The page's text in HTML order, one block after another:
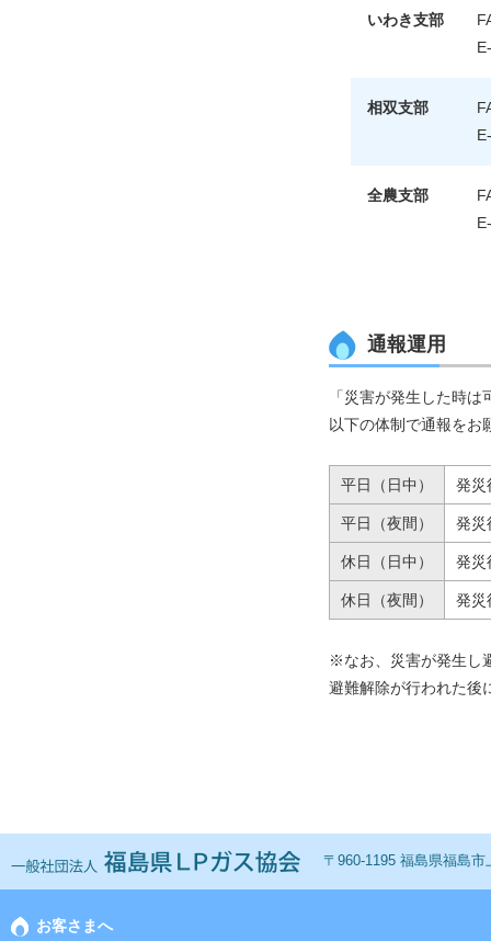
いわき支部
相双支部
全農支部
通報運用
「災害が発生した時
以下の体制で通報をお
平日（日中） 発災
平日（夜間） 発災
休日（日中） 発災
休日（夜間） 発災
※なお、災害が発生し
避難解除が行われた後
一般社団法人 福島ＬＰ
〒960-1195 福島県福島
お客さまへ